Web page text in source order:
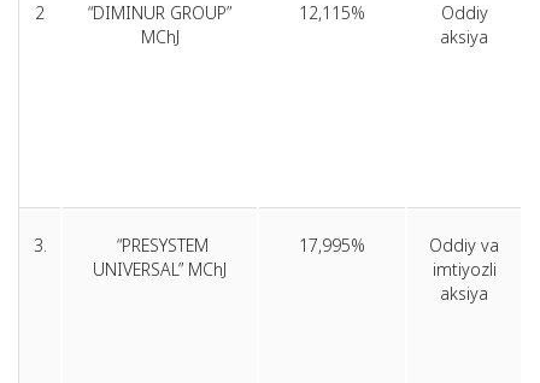
2
“DIMINUR GROUP”
MChJ
12,115%
Oddiy
aksiya
3.
“PRESYSTEM
UNIVERSAL” MChJ
17,995%
Oddiy va
imtiyozli
aksiya